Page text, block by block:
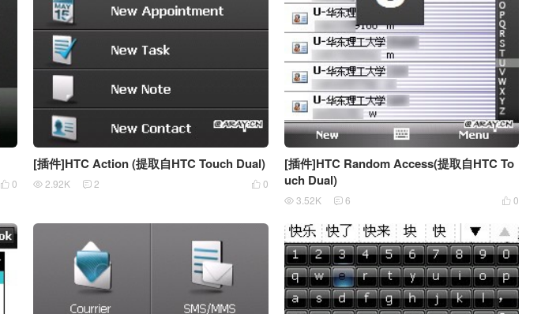
 0
[插件]HTC Action (提取自HTC Touch Dual)
 0
 2.92K  2
[插件]HTC Random Access(提取自HTC To
uch Dual)
 0
 3.52K  6